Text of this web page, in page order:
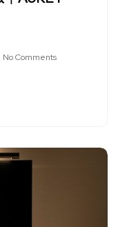
No Comments